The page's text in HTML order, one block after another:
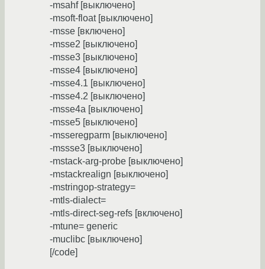
-msahf [выключено]
-msoft-float [выключено]
-msse [включено]
-msse2 [выключено]
-msse3 [выключено]
-msse4 [выключено]
-msse4.1 [выключено]
-msse4.2 [выключено]
-msse4a [выключено]
-msse5 [выключено]
-msseregparm [выключено]
-mssse3 [выключено]
-mstack-arg-probe [выключено]
-mstackrealign [выключено]
-mstringop-strategy=
-mtls-dialect=
-mtls-direct-seg-refs [включено]
-mtune= generic
-muclibc [выключено]
[/code]